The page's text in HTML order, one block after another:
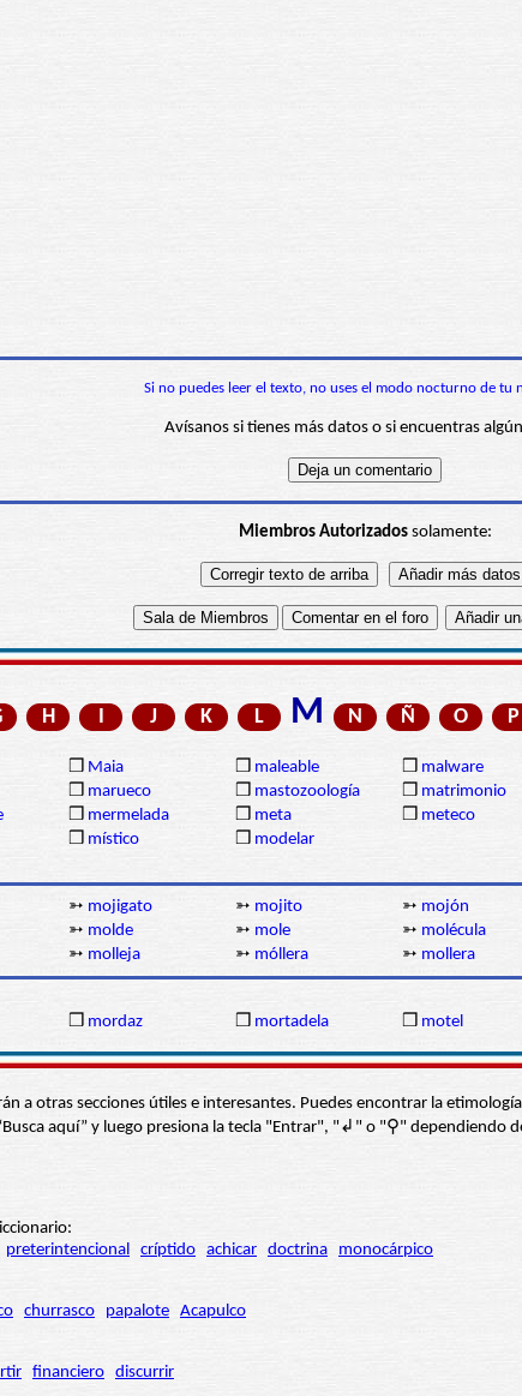
Si no puedes leer el texto, no uses el modo nocturno de tu
Avísanos si tienes más datos o si encuentras
Miembros Autorizadossolamente:
H I J K L M N Ñ O P
❒ Maia ❒ maleable ❒ malware
❒ marueco ❒ mastozoología ❒ matrimonio
❒ mermelada ❒ meta ❒ meteco
❒ místico ❒ modelar
➳ mojigato ➳ mojito ➳ mojón
➳ molde ➳ mole ➳ molécula
➳ molleja ➳ móllera ➳ mollera
❒ mordaz ❒ mortadela ❒ motel
a otras secciones útiles e interesantes. Puedes encontrar la
aquí” y luego presiona la tecla "Entrar", "↲" o "⚲"
preterintencional críptido achicar doctrina monocárpico
churrasco papalote Acapulco
financiero discurrir